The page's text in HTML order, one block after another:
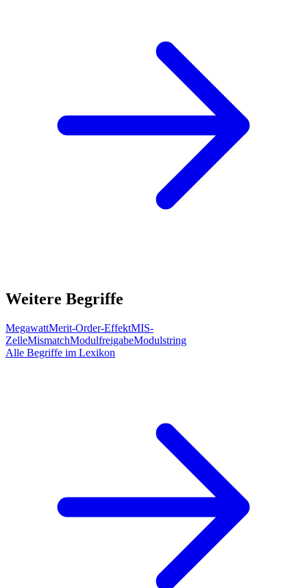
Weitere Begriffe
MegawattMerit-Order-EffektMIS-
ZelleMismatchModulfreigabeModulstring
Alle Begriffe im Lexikon